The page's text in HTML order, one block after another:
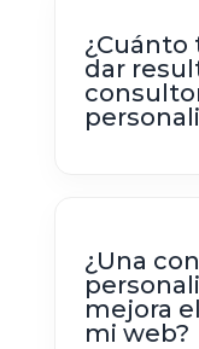
¿Cuánto
dar
¿Una
mejora
mi web?